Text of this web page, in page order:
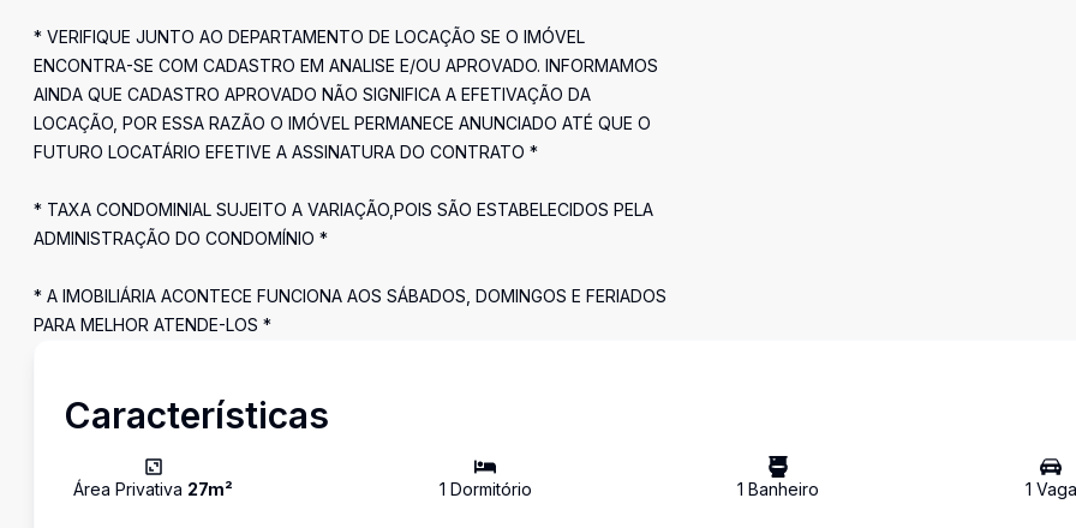
* VERIFIQUE JUNTO AO DEPARTAMENTO DE LOCAÇÃO SE O IMÓVEL
ENCONTRA-SE COM CADASTRO EM ANALISE E/OU APROVADO. INFORMAMOS
AINDA QUE CADASTRO APROVADO NÃO SIGNIFICA A EFETIVAÇÃO DA
LOCAÇÃO, POR ESSA RAZÃO O IMÓVEL PERMANECE ANUNCIADO ATÉ QUE O
FUTURO LOCATÁRIO EFETIVE A ASSINATURA DO CONTRATO *
* TAXA CONDOMINIAL SUJEITO A VARIAÇÃO,POIS SÃO ESTABELECIDOS PELA
ADMINISTRAÇÃO DO CONDOMÍNIO *
* A IMOBILIÁRIA ACONTECE FUNCIONA AOS SÁBADOS, DOMINGOS E FERIADOS
PARA MELHOR ATENDE-LOS *
Características
Área Privativa 27m² 1 Dormitório 1 Banheiro 1 Vaga